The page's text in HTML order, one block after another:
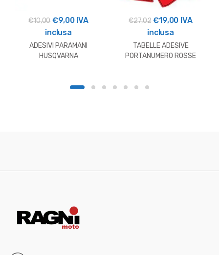
€10,00 Il
prezzo
originale
era:
€9,00Il
attuale
è:
IVA
inclusa
ADESIVI PARAMANI
HUSQVARNA
€27,02 Il
prezzo
originale
era:
€19,00Il
attuale
è:
IVA
inclusa
TABELLE ADESIVE
PORTANUMERO ROSSE